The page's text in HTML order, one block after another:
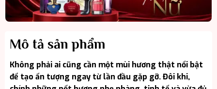
Mô tả sản phẩm
Không phải ai cũng cần một mùi hương thật nổi bật
để tạo ấn tượng ngay từ lần đầu gặp gỡ. Đôi khi,